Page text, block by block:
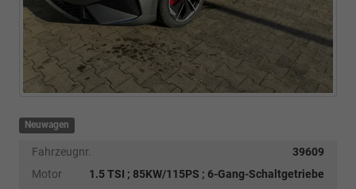
Neuwagen
Fahrzeugnr.
39609
Motor
1.5 TSI ; 85KW/115PS ; 6-Gang-Schaltgetriebe